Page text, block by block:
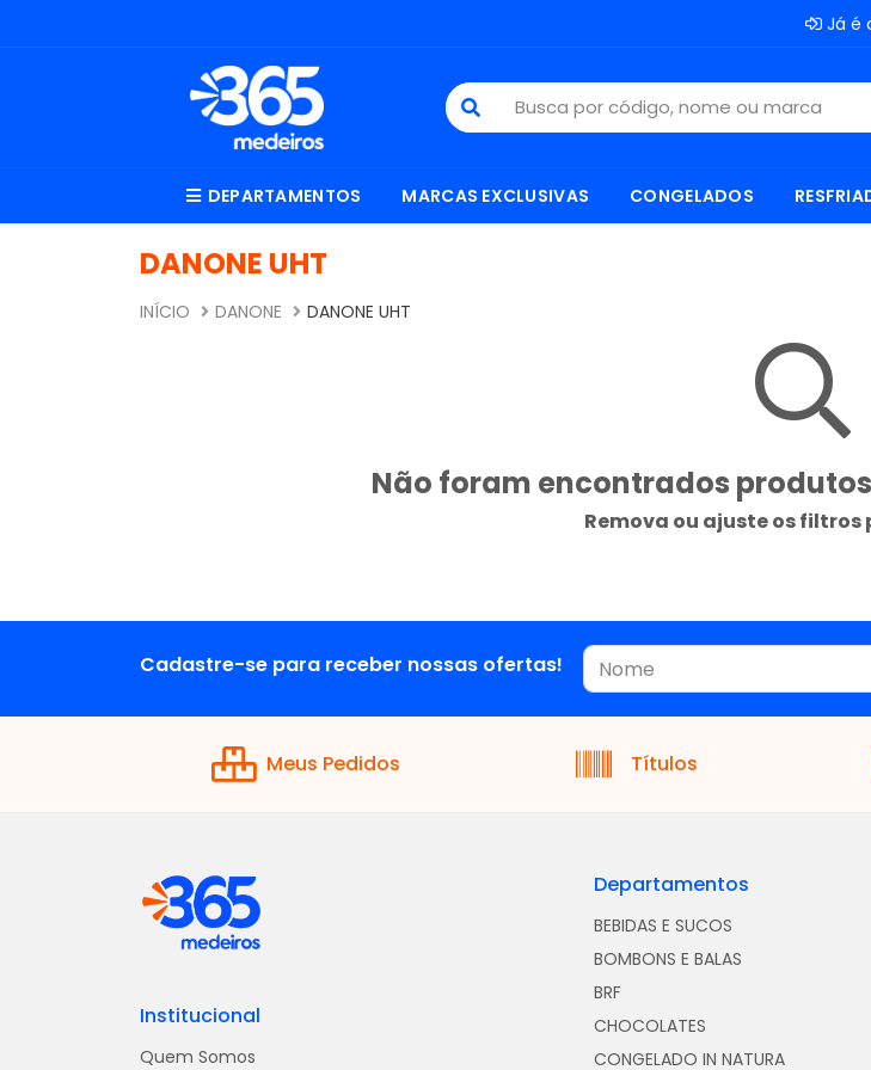
Já é
DEPARTAMENTOS MARCAS EXCLUSIVAS CONGELADOS
DANONE UHT
INÍCIO DANONE DANONE UHT
Não foram encontrados
Remova ou ajuste os
Cadastre-se para receber nossas ofertas!
Meus Pedidos Títulos
Institucional
Quem Somos
Departamentos
BEBIDAS E SUCOS
BOMBONS E BALAS
BRF
CHOCOLATES
CONGELADO IN NATURA